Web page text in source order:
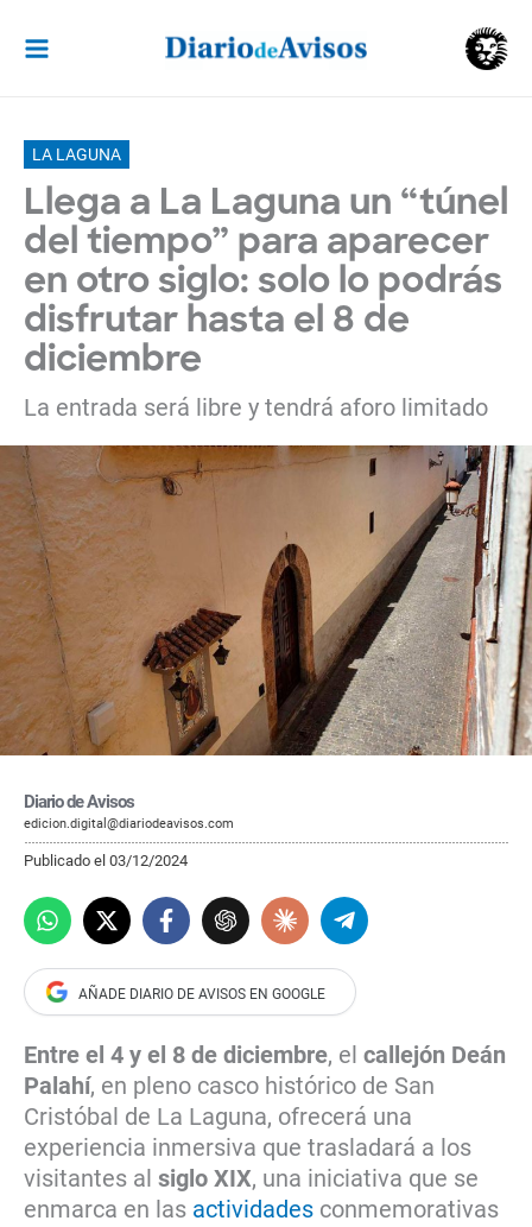
contenido
LA LAGUNA
Llega a La Laguna un “túnel
del tiempo” para aparecer
en otro siglo: solo lo podrás
disfrutar hasta el 8 de
diciembre
La entrada será libre y tendrá aforo limitado
Diario de Avisos
edicion.digital@diariodeavisos.com
Publicado el 03/12/2024
Entre el 4 y el 8 de diciembre, el callejón Deán
Palahí, en pleno casco histórico de San
Cristóbal de La Laguna, ofrecerá una
experiencia inmersiva que trasladará a los
visitantes al siglo XIX, una iniciativa que se
enmarca en las actividades conmemorativas